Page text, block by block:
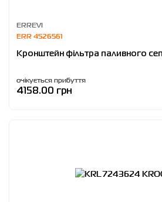
ERREVI
ERR 4526561
Кронштейн фільтра паливного
очікується прибуття
4158.00 грн